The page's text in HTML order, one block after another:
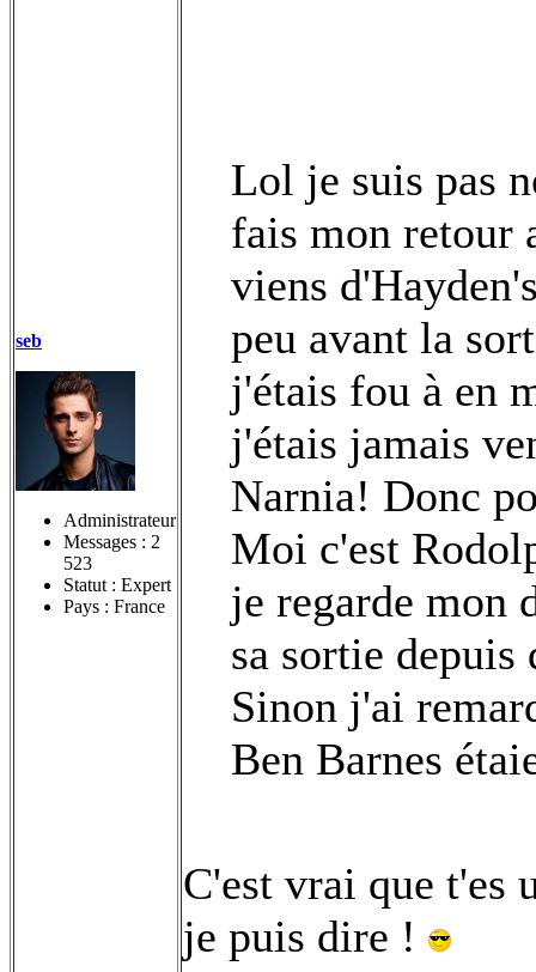
seb
Administrateur
Messages : 2
523
Statut : Expert
Pays : France
Lol je suis pas
fais mon retour
viens
peu avant la
j'étais fou à en
j'étais jamais
Narnia! Donc
Moi c'est
je regarde mon
sa sortie depuis
Sinon j'ai
Ben Barnes
C'est vrai que t'es
je puis dire !